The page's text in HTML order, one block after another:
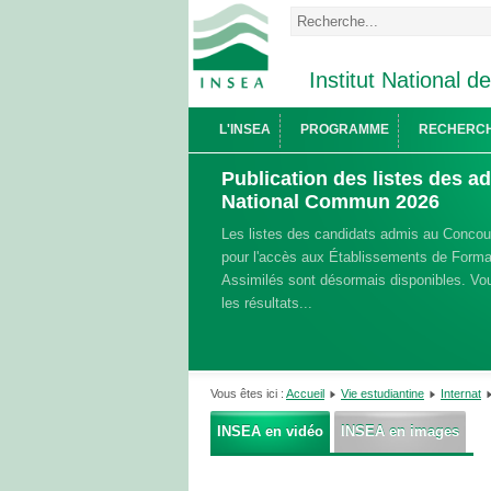
Institut National
L'INSEA PROGRAMME
Publication des listes des
National Commun 2026
Les listes des candidats admis au
pour l'accès aux Établissements de
Assimilés sont désormais disponibles.
les résultats...
Vous êtes ici : Accueil Vie estudiantine Internat
INSEA en vidéo INSEA en images